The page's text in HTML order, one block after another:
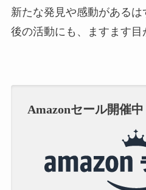
新たな発見や感動がある
後の活動にも、ますます目
Amazonセール開催中